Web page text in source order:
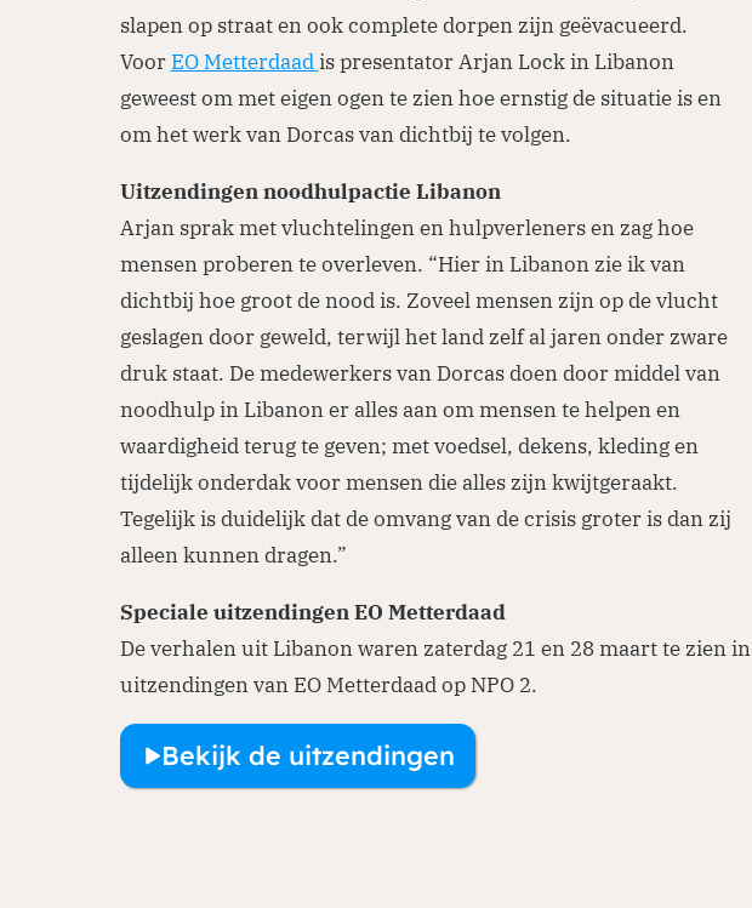
slapen op straat en ook complete dorpen zijn geëvacueerd.
Voor EO Metterdaad is presentator Arjan Lock in Libanon
geweest om met eigen ogen te zien hoe ernstig de situatie is en
om het werk van Dorcas van dichtbij te volgen.
Uitzendingen noodhulpactie Libanon
Arjan sprak met vluchtelingen en hulpverleners en zag hoe
mensen proberen te overleven. “Hier in Libanon zie ik van
dichtbij hoe groot de nood is. Zoveel mensen zijn op de vlucht
geslagen door geweld, terwijl het land zelf al jaren onder zware
druk staat. De medewerkers van Dorcas doen door middel van
noodhulp in Libanon er alles aan om mensen te helpen en
waardigheid terug te geven; met voedsel, dekens, kleding en
tijdelijk onderdak voor mensen die alles zijn kwijtgeraakt.
Tegelijk is duidelijk dat de omvang van de crisis groter is dan zij
alleen kunnen dragen.”
Speciale uitzendingen EO Metterdaad
De verhalen uit Libanon waren zaterdag 21 en 28 maart te zien in
uitzendingen van EO Metterdaad op NPO 2.
Bekijk de uitzendingen